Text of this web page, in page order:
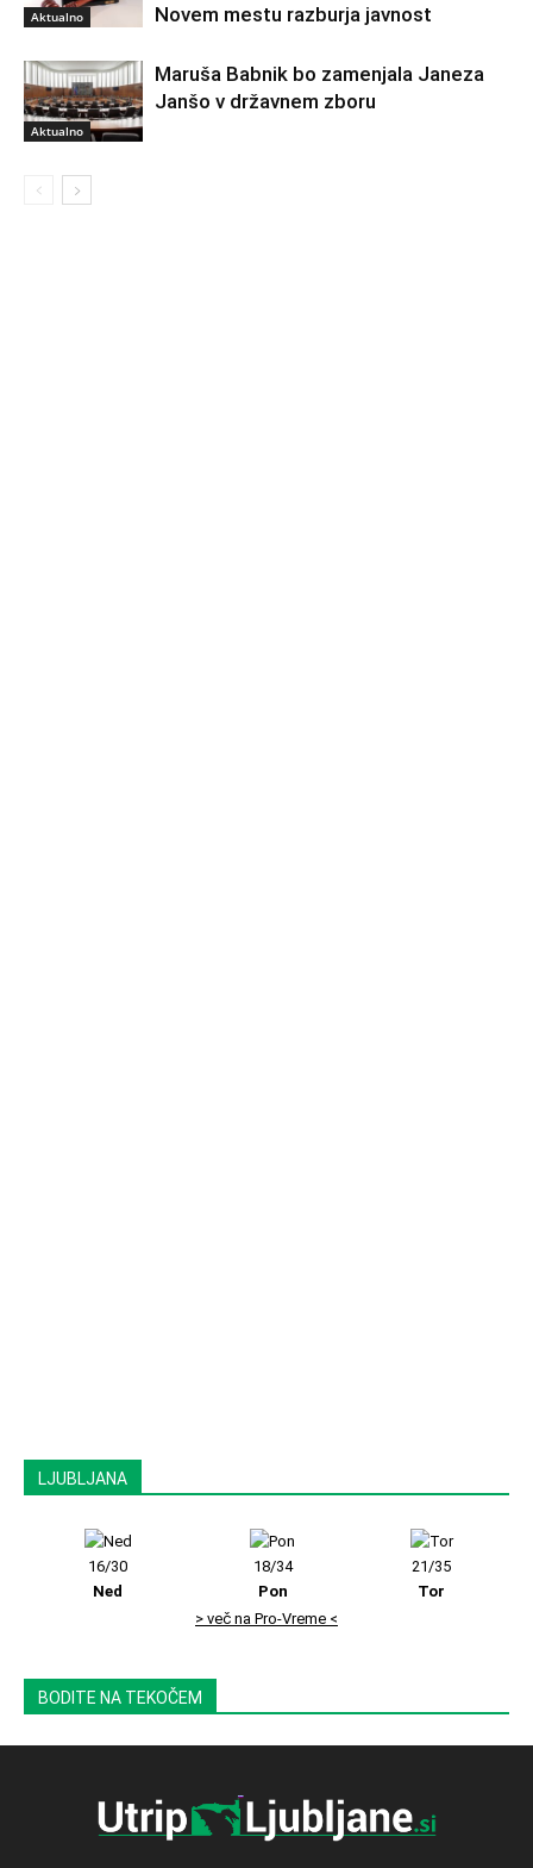
Aktualno
Novem mestu razburja javnost
Aktualno
Maruša Babnik bo zamenjala Janeza
Janšo v državnem zboru
LJUBLJANA
16/30
Ned
18/34
Pon
21/35
Tor
> več na Pro-Vreme <
BODITE NA TEKOČEM